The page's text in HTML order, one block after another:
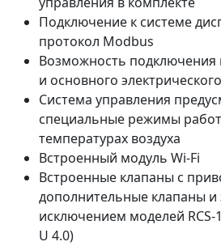
Подключение к системе
протокол Modbus
Возможность подключения
и основного
Система управления
специальные режимы
температурах воздуха
Встроенный модуль Wi-Fi
Встроенные клапаны с
дополнительные клапаны и
исключением моделей RCS-
U 4.0)